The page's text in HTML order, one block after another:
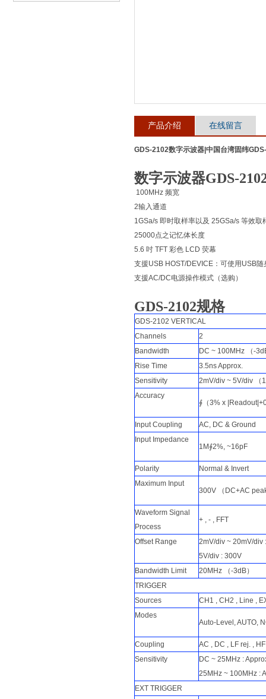
产品介绍 在线留言
GDS-2102数字示波器|中国台湾固纬
数字示波器GDS-
100MHz 频宽
2输入通道
1GSa/s 即时取样率以及 25GSa/s 等效取
25000点之记忆体长度
5.6 吋 TFT 彩色 LCD 荧幕
支援USB HOST/DEVICE：可使用USB
支援AC/DC电源操作模式（选购）
GDS-2102规格
GDS-2102 VERTICAL
Channels
2
Bandwidth
DC ~ 100MHz （-
Rise Time
3.5ns Approx.
Sensitivity
2mV/div ~ 5V/div （
Accuracy
∮（3% x
Input Coupling
AC, DC & Ground
Input Impedance
1M∮2%, ~16pF
Polarity
Normal & Invert
Maximum Input
300V （DC+AC
Waveform Signal
Process
+ , - , FFT
Offset Range
2mV/div ~ 20mV/div
5V/div : 300V
Bandwidth Limit
20MHz （-3dB）
TRIGGER
Sources
CH1 , CH2 , Line ,
Modes
Auto-Level, AUTO,
Coupling
AC , DC , LF rej. ,
Sensitivity
DC ~ 25MHz :
25MHz ~ 100MHz :
EXT TRIGGER